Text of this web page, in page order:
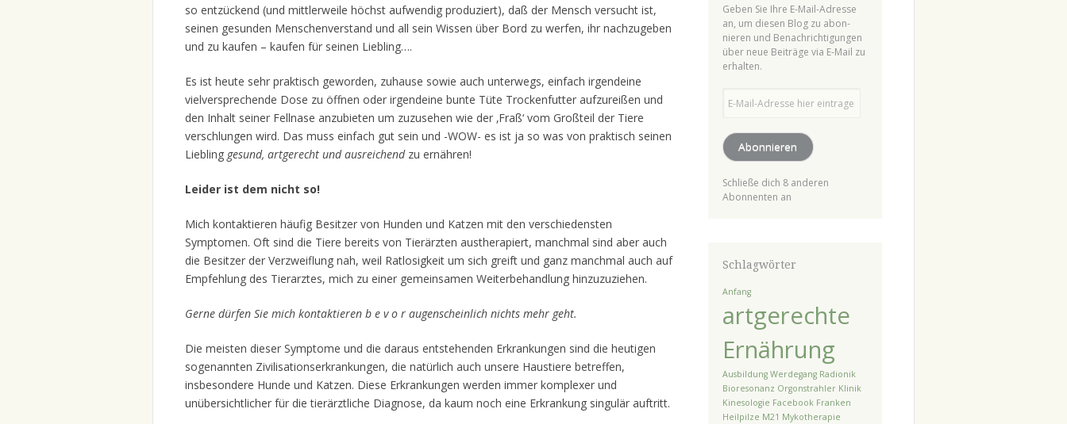
so entzückend (und mittlerweile höchst aufwendig produziert), daß der Mensch versucht ist,
seinen gesunden Menschenverstand und all sein Wissen über Bord zu werfen, ihr nachzugeben
und zu kaufen – kaufen für seinen Liebling….
Es ist heute sehr praktisch geworden, zuhause sowie auch unterwegs, einfach irgendeine
vielversprechende Dose zu öffnen oder irgendeine bunte Tüte Trockenfutter aufzureißen und
den Inhalt seiner Fellnase anzubieten um zuzusehen wie der ‚Fraß‘ vom Großteil der Tiere
verschlungen wird. Das muss einfach gut sein und -WOW- es ist ja so was von praktisch seinen
Liebling gesund, artgerecht und ausreichendzu ernähren!
Leider ist dem nicht so!
Mich kontaktieren häufig Besitzer von Hunden und Katzen mit den verschiedensten
Symptomen. Oft sind die Tiere bereits von Tierärzten austherapiert, manchmal sind aber auch
die Besitzer der Verzweiflung nah, weil Ratlosigkeit um sich greift und ganz manchmal auch auf
Empfehlung des Tierarztes, mich zu einer gemeinsamen Weiterbehandlung hinzuzuziehen.
Gerne dürfen Sie mich kontaktieren b e v o r augenscheinlich nichts mehr geht.
Die meisten dieser Symptome und die daraus entstehenden Erkrankungen sind die heutigen
sogenannten Zivilisationserkrankungen, die natürlich auch unsere Haustiere betreffen,
insbesondere Hunde und Katzen. Diese Erkrankungen werden immer komplexer und
unübersichtlicher für die tierärztliche Diagnose, da kaum noch eine Erkrankung singulär auftritt.
Geben Sie Ihre E-Mail-Adresse
an, um diesen Blog zu abon-
nieren und Benachrichtigungen
über neue Beiträge via E-Mail zu
erhalten.
Mail-
hier
eintragen
Abonnieren
Schließe dich 8 anderen
Abonnenten an
Schlagwörter
Anfang
artgerechte
Ernährung
Ausbildung Werdegang Radionik
Bioresonanz Orgonstrahler Klinik
Kinesologie Facebook Franken
Heilpilze M21 Mykotherapie